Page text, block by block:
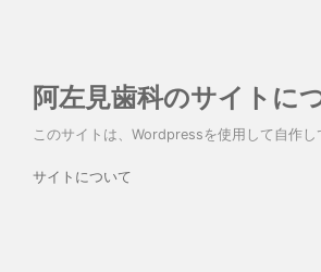
阿左見歯科のサイトに
このサイトは、Wordpressを使用して自作し
サイトについて